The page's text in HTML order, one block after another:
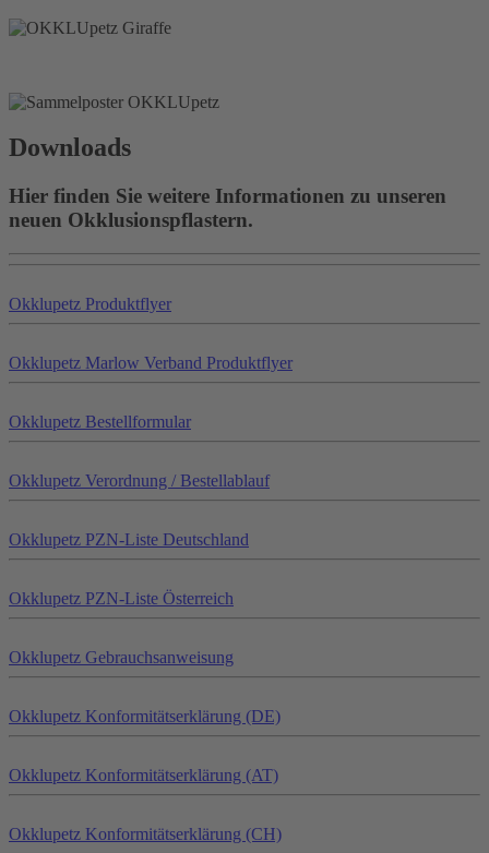
Downloads
Hier finden Sie weitere Informationen zu unseren
neuen Okklusionspflastern.
Okklupetz Produktflyer
Okklupetz Marlow Verband Produktflyer
Okklupetz Bestellformular
Okklupetz Verordnung / Bestellablauf
Okklupetz PZN-Liste Deutschland
Okklupetz PZN-Liste Österreich
Okklupetz Gebrauchsanweisung
Okklupetz Konformitätserklärung (DE)
Okklupetz Konformitätserklärung (AT)
Okklupetz Konformitätserklärung (CH)